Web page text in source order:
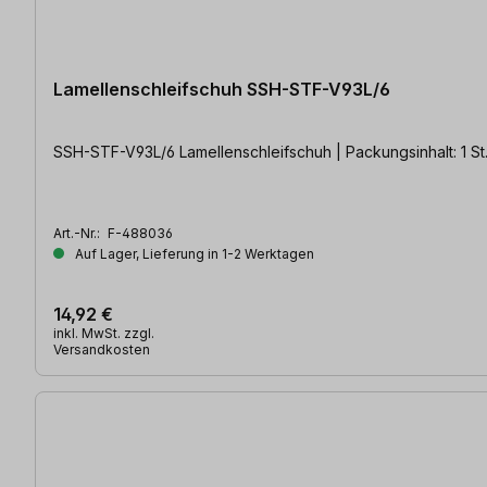
Lamellenschleifschuh SSH-STF-V93L/6
SSH-STF-V93L/6 Lamellenschleifschuh | Packungsinhalt: 1 St.
Art.-Nr.: F-488036
Auf Lager, Lieferung in 1-2 Werktagen
14,92 €
inkl. MwSt. zzgl.
Versandkosten